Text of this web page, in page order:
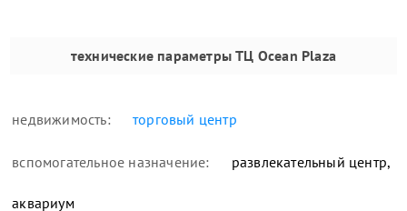
технические параметры ТЦ Ocean Plaza
недвижимость: торговый центр
вспомогательное назначение: развлекательный центр,
аквариум